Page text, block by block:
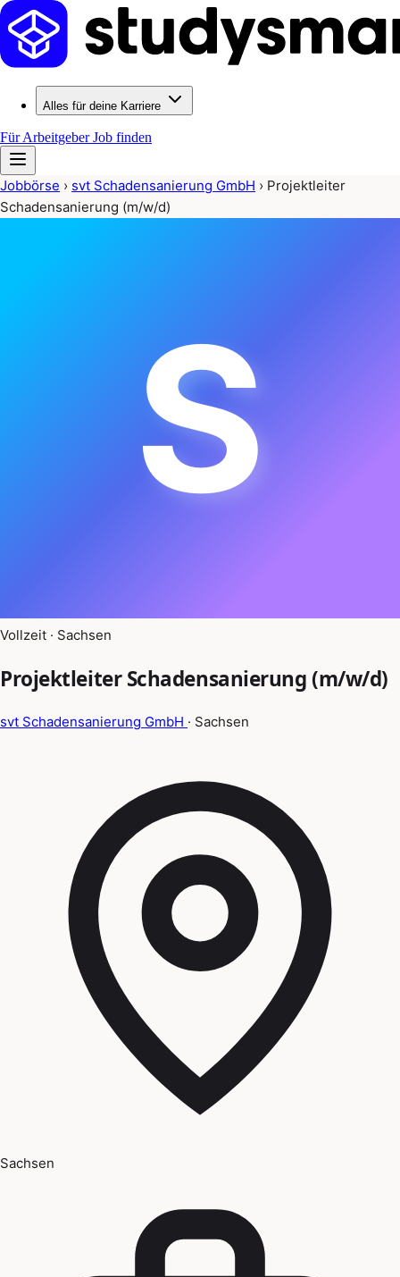
Alles für deine Karriere
Für ArbeitgeberJob finden
Jobbörse › svt Schadensanierung GmbH › Projektleiter
Schadensanierung (m/w/d)
S
Vollzeit · Sachsen
Projektleiter Schadensanierung (m/w/d)
svt Schadensanierung GmbH · Sachsen
Sachsen